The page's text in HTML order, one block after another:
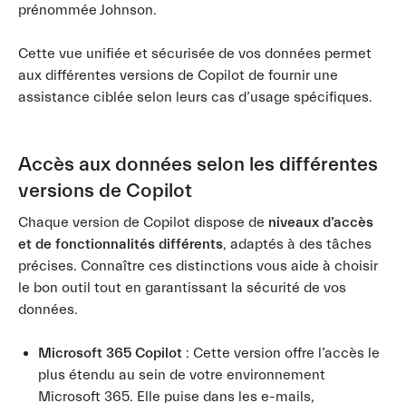
prénommée Johnson.
Cette vue unifiée et sécurisée de vos données permet
aux différentes versions de Copilot de fournir une
assistance ciblée selon leurs cas d’usage spécifiques.
Accès aux données selon les différentes
versions de Copilot
Chaque version de Copilot dispose de niveaux d’accès
et de fonctionnalités différents, adaptés à des tâches
précises. Connaître ces distinctions vous aide à choisir
le bon outil tout en garantissant la sécurité de vos
données.
Microsoft 365 Copilot : Cette version offre l’accès le
plus étendu au sein de votre environnement
Microsoft 365. Elle puise dans les e-mails,